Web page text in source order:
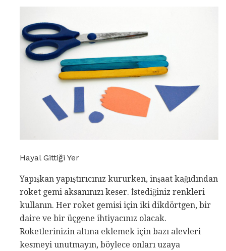
Hayal Gittiği Yer
Yapışkan yapıştırıcınız kururken, inşaat kağıdından
roket gemi aksanınızı keser. İstediğiniz renkleri
kullanın. Her roket gemisi için iki dikdörtgen, bir
daire ve bir üçgene ihtiyacınız olacak.
Roketlerinizin altına eklemek için bazı alevleri
kesmeyi unutmayın, böylece onları uzaya